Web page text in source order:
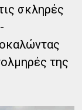
σκληρές
της